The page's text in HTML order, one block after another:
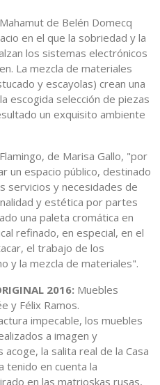
de Belén Domecq
en el que la sobriedad y la
los sistemas electrónicos
La mezcla de materiales
y escayolas) crean una
escogida selección de piezas
un exquisito ambiente
de Marisa Gallo, "por
un espacio público, destinado
servicios y necesidades de
y estética por partes
una paleta cromática en
refinado, en especial, en el
el trabajo de los
y la mezcla de materiales".
2016: Muebles
y Félix Ramos.
impecable, los muebles
a imagen y
la salita real de la Casa
tenido en cuenta la
en las matrioskas rusas,